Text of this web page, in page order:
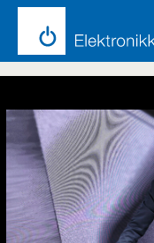
Emne:
grill